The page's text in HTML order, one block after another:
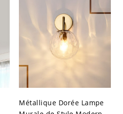
Métallique Dorée Lampe